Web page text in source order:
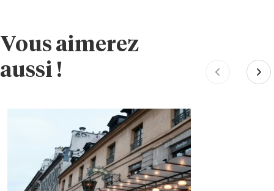
Vous aimerez
aussi !